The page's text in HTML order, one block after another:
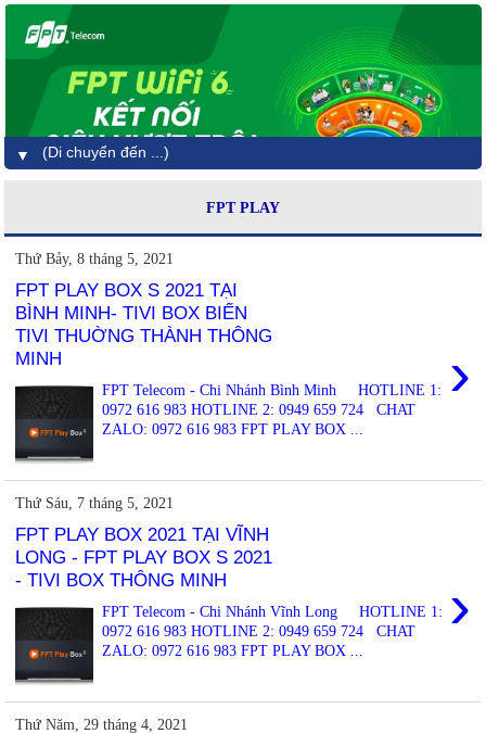
▼
FPT PLAY
Thứ Bảy, 8 tháng 5, 2021
FPT PLAY BOX S 2021 TẠI
BÌNH MINH- TIVI BOX BIẾN
TIVI THUỜNG THÀNH THÔNG
MINH
›
FPT Telecom - Chi Nhánh Bình Minh HOTLINE 1:
0972 616 983 HOTLINE 2: 0949 659 724 CHAT
ZALO: 0972 616 983 FPT PLAY BOX ...
Thứ Sáu, 7 tháng 5, 2021
FPT PLAY BOX 2021 TẠI VĨNH
LONG - FPT PLAY BOX S 2021
- TIVI BOX THÔNG MINH
›
FPT Telecom - Chi Nhánh Vĩnh Long HOTLINE 1:
0972 616 983 HOTLINE 2: 0949 659 724 CHAT
ZALO: 0972 616 983 FPT PLAY BOX ...
Thứ Năm, 29 tháng 4, 2021